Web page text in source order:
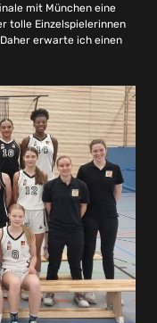
mit München eine
tolle Einzelspielerinnen
erwarte ich einen